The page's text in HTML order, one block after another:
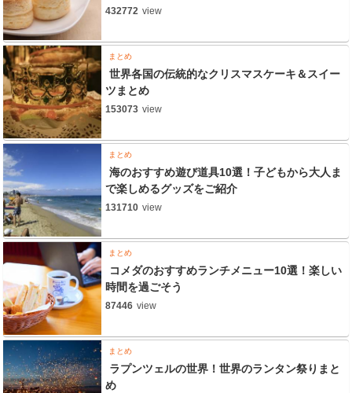
432772 view
まとめ
世界各国の伝統的なクリスマスケーキ＆スイー
ツまとめ
153073 view
まとめ
海のおすすめ遊び道具10選！子どもから大人ま
で楽しめるグッズをご紹介
131710 view
まとめ
コメダのおすすめランチメニュー10選！楽しい
時間を過ごそう
87446 view
まとめ
ラプンツェルの世界！世界のランタン祭りまと
め